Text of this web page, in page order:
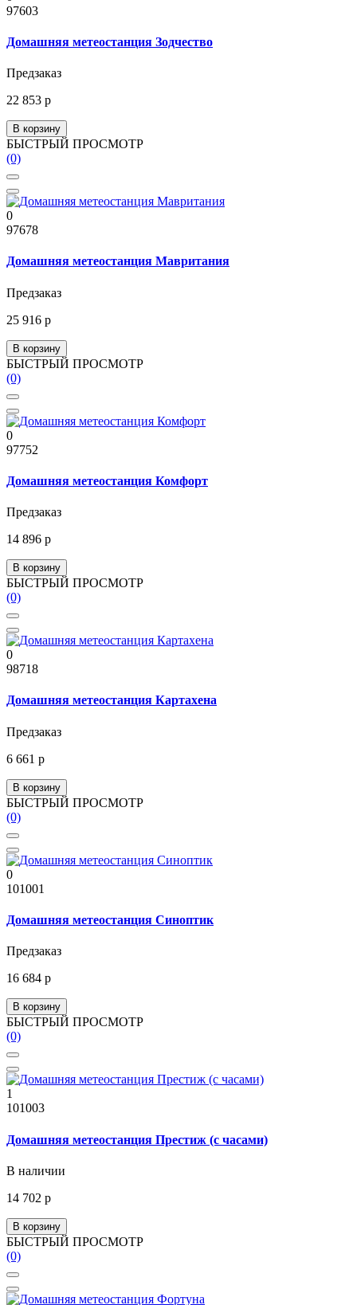
97603
Домашняя метеостанция Зодчество
Предзаказ
22 853 р
В корзину
БЫСТРЫЙ ПРОСМОТР
(0)
0
97678
Домашняя метеостанция Мавритания
Предзаказ
25 916 р
В корзину
БЫСТРЫЙ ПРОСМОТР
(0)
0
97752
Домашняя метеостанция Комфорт
Предзаказ
14 896 р
В корзину
БЫСТРЫЙ ПРОСМОТР
(0)
0
98718
Домашняя метеостанция Картахена
Предзаказ
6 661 р
В корзину
БЫСТРЫЙ ПРОСМОТР
(0)
0
101001
Домашняя метеостанция Синоптик
Предзаказ
16 684 р
В корзину
БЫСТРЫЙ ПРОСМОТР
(0)
1
101003
Домашняя метеостанция Престиж (с часами)
В наличии
14 702 р
В корзину
БЫСТРЫЙ ПРОСМОТР
(0)